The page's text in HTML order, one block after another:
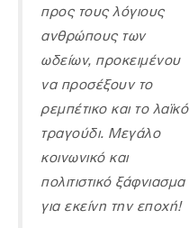
προς τους λόγιους
ανθρώπους των
ωδείων, προκειμένου
να προσέξουν το
ρεμπέτικο και το λαϊκό
τραγούδι. Μεγάλο
κοινωνικό και
πολιτιστικό ξάφνιασμα
για εκείνη την εποχή!